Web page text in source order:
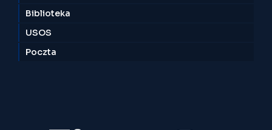
Biblioteka
USOS
Poczta